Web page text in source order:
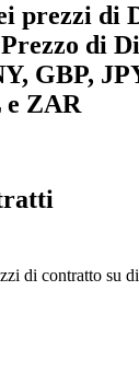
prezzi di
di
GBP,
e ZAR
di contratto su